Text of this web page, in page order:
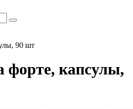
90 шт
форте, капсулы,